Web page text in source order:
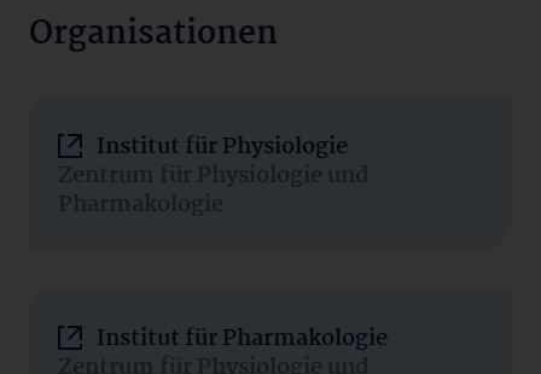
Organisationen
Institut für Physiologie
Zentrum für Physiologie und
Pharmakologie
Institut für Pharmakologie